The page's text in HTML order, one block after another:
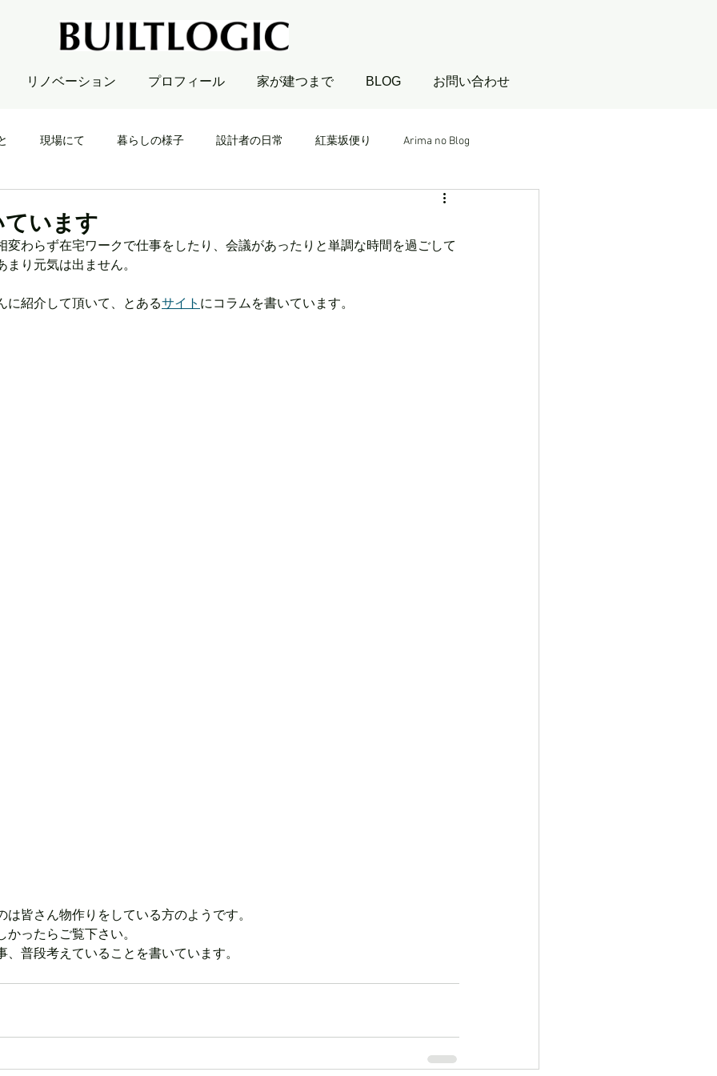
リノベーション プロフィール 家が建つまで BLOG お問い合わせ
現場にて 暮らしの様子 設計者の日常 紅葉坂便り Arima no Blog
います
変わらず在宅ワークで仕事をしたり、会議があったりと単調な時間を過ごして
り元気は出ません。
に紹介して頂いて、とあるサイトにコラムを書いています。
皆さん物作りをしている方のようです。
ったらご覧下さい。
普段考えていることを書いています。